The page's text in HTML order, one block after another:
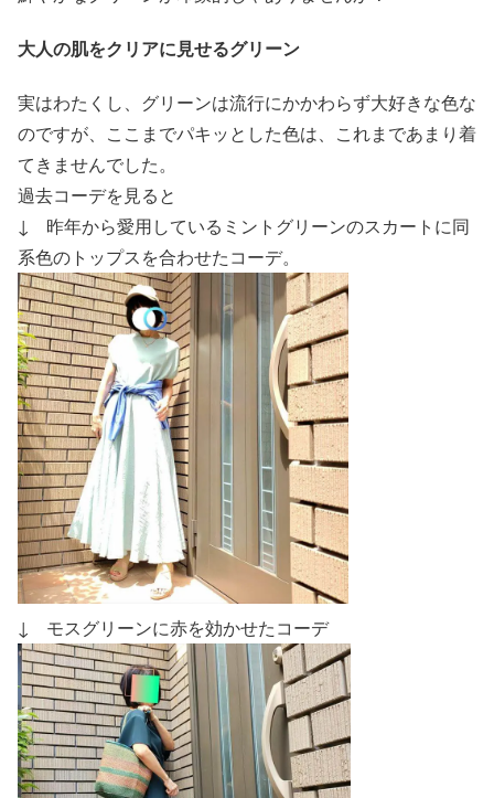
大人の肌をクリアに見せるグリーン
実はわたくし、グリーンは流行にかかわらず大好きな色な
のですが、ここまでパキッとした色は、これまであまり着
てきませんでした。
過去コーデを見ると
↓ 昨年から愛用しているミントグリーンのスカートに同
系色のトップスを合わせたコーデ。
↓ モスグリーンに赤を効かせたコーデ